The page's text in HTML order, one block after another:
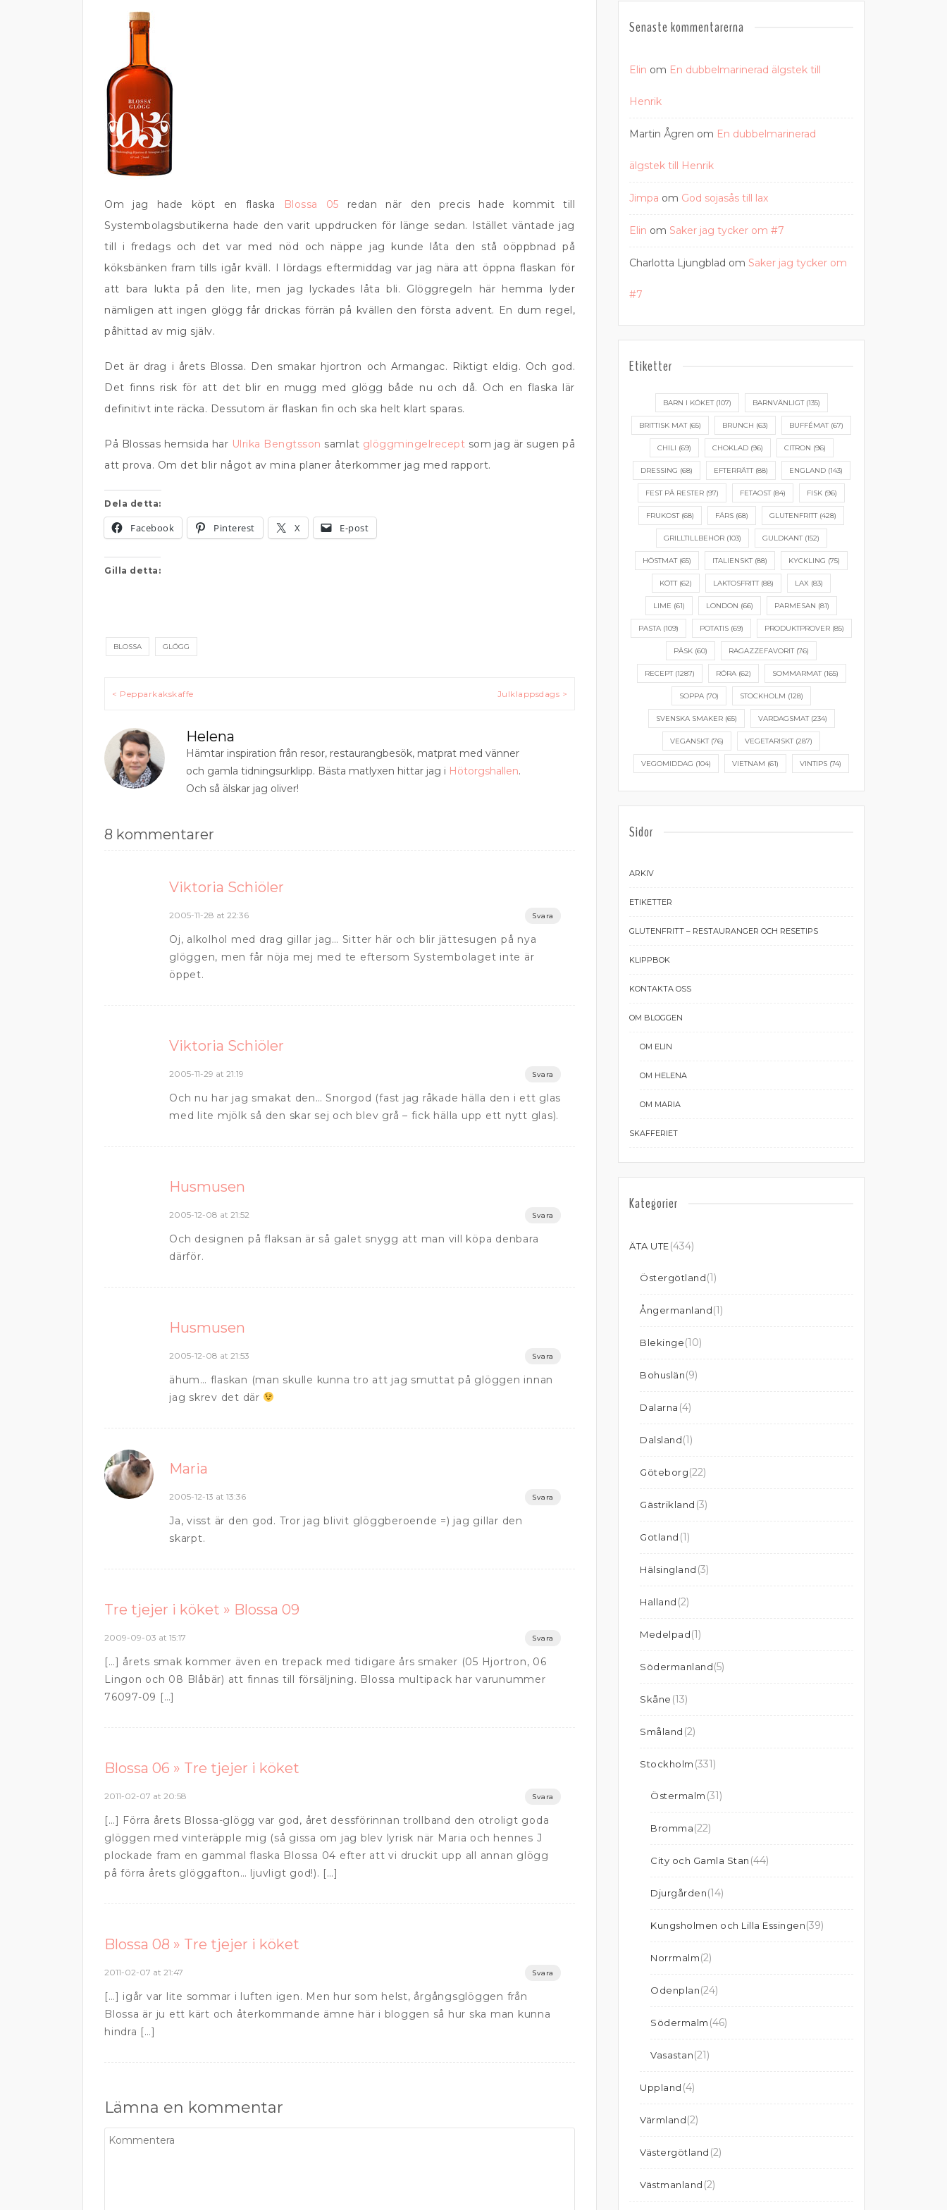
Om jag hade köpt en flaska Blossa 05 redan när den precis hade kommit till
Systembolagsbutikerna hade den varit uppdrucken för länge sedan. Istället väntade jag
till i fredags och det var med nöd och näppe jag kunde låta den stå oöppbnad på
köksbänken fram tills igår kväll. I lördags eftermiddag var jag nära att öppna flaskan för
att bara lukta på den lite, men jag lyckades låta bli. Glöggregeln här hemma lyder
nämligen att ingen glögg får drickas förrän på kvällen den första advent. En dum regel,
påhittad av mig själv.
Det är drag i årets Blossa. Den smakar hjortron och Armangac. Riktigt eldig. Och god.
Det finns risk för att det blir en mugg med glögg både nu och då. Och en flaska lär
definitivt inte räcka. Dessutom är flaskan fin och ska helt klart sparas.
På Blossas hemsida har Ulrika Bengtsson samlat glöggmingelrecept som jag är sugen på
att prova. Om det blir något av mina planer återkommer jag med rapport.
Dela detta:
Facebook Pinterest X E-post
Gilla detta:
BLOSSA GLÖGG
Inläggsnavigering
< Pepparkakskaffe Julklappsdags >
Helena
Hämtar inspiration från resor, restaurangbesök, matprat med vänner
och gamla tidningsurklipp. Bästa matlyxen hittar jag i Hötorgshallen.
Och så älskar jag oliver!
8 kommentarer
Viktoria Schiöler
2005-11-28 at 22:36 Svara
Oj, alkolhol med drag gillar jag… Sitter här och blir jättesugen på nya
glöggen, men får nöja mej med te eftersom Systembolaget inte är
öppet.
Viktoria Schiöler
2005-11-29 at 21:19 Svara
Och nu har jag smakat den… Snorgod (fast jag råkade hälla den i ett glas
med lite mjölk så den skar sej och blev grå – fick hälla upp ett nytt glas).
Husmusen
2005-12-08 at 21:52 Svara
Och designen på flaksan är så galet snygg att man vill köpa denbara
därför.
Husmusen
2005-12-08 at 21:53 Svara
ähum… flaskan (man skulle kunna tro att jag smuttat på glöggen innan
jag skrev det där
Maria
2005-12-13 at 13:36 Svara
Ja, visst är den god. Tror jag blivit glöggberoende =) jag gillar den
skarpt.
Tre tjejer i köket » Blossa 09
2009-09-03 at 15:17 Svara
[…] årets smak kommer även en trepack med tidigare års smaker (05 Hjortron, 06
Lingon och 08 Blåbär) att finnas till försäljning. Blossa multipack har varunummer
76097-09 […]
Blossa 06 » Tre tjejer i köket
2011-02-07 at 20:58 Svara
[…] Förra årets Blossa-glögg var god, året dessförinnan trollband den otroligt goda
glöggen med vinteräpple mig (så gissa om jag blev lyrisk när Maria och hennes J
plockade fram en gammal flaska Blossa 04 efter att vi druckit upp all annan glögg
på förra årets glöggafton… ljuvligt god!). […]
Blossa 08 » Tre tjejer i köket
2011-02-07 at 21:47 Svara
[…] igår var lite sommar i luften igen. Men hur som helst, årgångsglöggen från
Blossa är ju ett kärt och återkommande ämne här i bloggen så hur ska man kunna
hindra […]
Lämna en kommentar
Senaste kommentarerna
Elin om En dubbelmarinerad älgstek till
Henrik
Martin Ågren om En dubbelmarinerad
älgstek till Henrik
Jimpa om God sojasås till lax
Elin om Saker jag tycker om #7
Charlotta Ljungblad om Saker jag tycker om
#7
Etiketter
BARN I KÖKET(107) BARNVÄNLIGT(135)
BRITTISK MAT(65) BRUNCH (63) BUFFÉMAT(67)
CHILI (69) CHOKLAD(96) CITRON (96)
DRESSING (68) EFTERRÄTT(88) ENGLAND(143)
FEST PÅ RESTER (97) FETAOST(84) FISK (96)
FRUKOST(68) FÄRS (68) GLUTENFRITT(428)
GRILLTILLBEHÖR(103) GULDKANT(152)
HÖSTMAT(65) ITALIENSKT(88) KYCKLING (75)
KÖTT(62) LAKTOSFRITT(88) LAX (83)
LIME (61) LONDON (66) PARMESAN (81)
PASTA (109) POTATIS (69) PRODUKTPROVER (85)
PÅSK (60) RAGAZZEFAVORIT(76)
RECEPT(1287) RÖRA(62) SOMMARMAT(165)
SOPPA (70) STOCKHOLM (128)
SVENSKA SMAKER(65) VARDAGSMAT(234)
VEGANSKT(76) VEGETARISKT(287)
VEGOMIDDAG (104) VIETNAM (61) VINTIPS (74)
Sidor
ARKIV
ETIKETTER
GLUTENFRITT – RESTAURANGER OCH RESETIPS
KLIPPBOK
KONTAKTA OSS
OM BLOGGEN
OM ELIN
OM HELENA
OM MARIA
SKAFFERIET
Kategorier
ÄTA UTE(434)
Östergötland(1)
Ångermanland(1)
Blekinge(10)
Bohuslän(9)
Dalarna (4)
Dalsland(1)
Göteborg(22)
Gästrikland (3)
Gotland (1)
Hälsingland (3)
Halland (2)
Medelpad(1)
Södermanland(5)
Skåne (13)
Småland (2)
Stockholm (331)
Östermalm (31)
Bromma(22)
City och Gamla Stan (44)
Djurgården(14)
Kungsholmen och Lilla Essingen(39)
Norrmalm(2)
Odenplan(24)
Södermalm (46)
Vasastan(21)
Uppland (4)
Värmland(2)
Västergötland (2)
Västmanland (2)